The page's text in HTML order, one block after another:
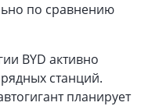
по сравнению
BYD активно
станций.
планирует